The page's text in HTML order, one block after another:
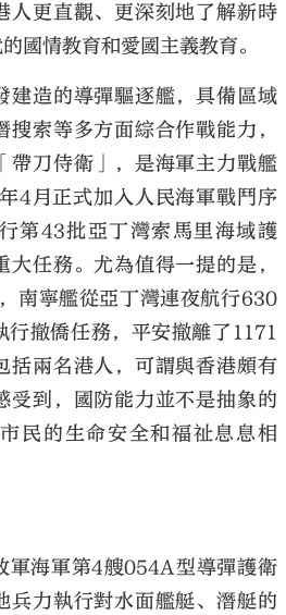
公文匯
人更直觀、更深刻地了解新時
國情教育和愛國主義教育。
建造的導彈驅逐艦，具備區域
索等多方面綜合作戰能力，
帶刀侍衛」，是海軍主力戰艦
4月正式加入人民海軍戰鬥序
第43批亞丁灣索馬里海域護
任務。尤為值得一提的是，
南寧艦從亞丁灣連夜航行630
行撤僑任務，平安撤離了1171
括兩名港人，可謂與香港頗有
受到，國防能力並不是抽象的
民的生命安全和福祉息息相
軍海軍第4艘054A型導彈護衛
兵力執行對水面艦艇、潛艇的